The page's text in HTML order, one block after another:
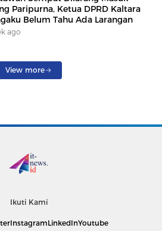
Paripurna, Ketua DPRD Kaltara
Belum Tahu Ada Larangan
ago
View more
Ikuti Kami
InstagramLinkedInYoutube